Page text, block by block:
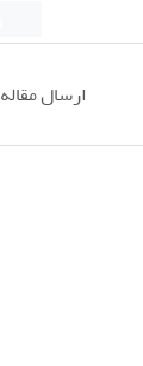
ارسال مقاله